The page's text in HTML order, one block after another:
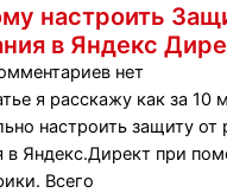
настроить
в Яндекс
нет
я расскажу как за
настроить защиту от
в Яндекс.Директ при
Всего